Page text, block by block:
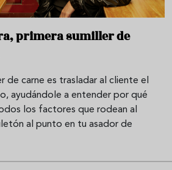
primera sumiller de
de carne es trasladar al cliente el
ayudándole a entender por qué
los factores que rodean al
al punto en tu asador de